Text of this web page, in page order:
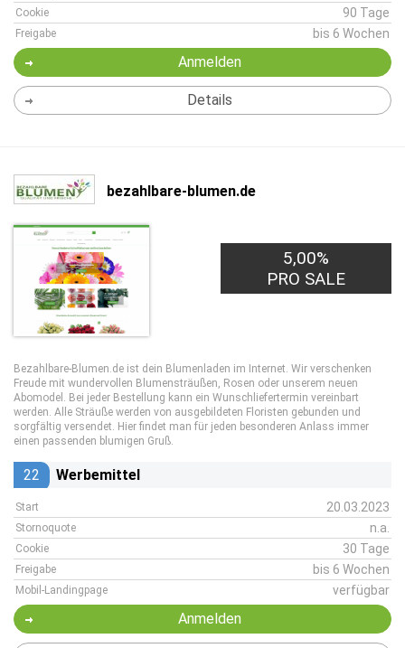
Cookie 90 Tage
Freigabe bis 6 Wochen
Anmelden
Details
bezahlbare-blumen.de
5,00%
PRO SALE
Bezahlbare-Blumen.de ist dein Blumenladen im Internet. Wir verschenken
Freude mit wundervollen Blumensträußen, Rosen oder unserem neuen
Abomodel. Bei jeder Bestellung kann ein Wunschliefertermin vereinbart
werden. Alle Sträuße werden von ausgebildeten Floristen gebunden und
sorgfältig versendet. Hier findet man für jeden besonderen Anlass immer
einen passenden blumigen Gruß.
22 Werbemittel
Start 20.03.2023
Stornoquote n.a.
Cookie 30 Tage
Freigabe bis 6 Wochen
Mobil-Landingpage verfügbar
Anmelden